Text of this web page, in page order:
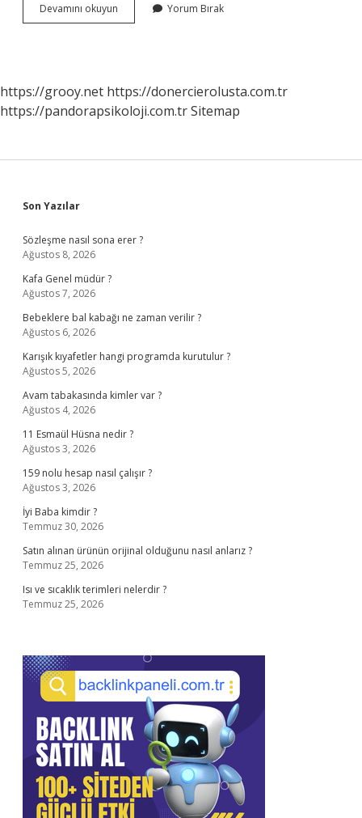
Devamını okuyun Keratinli
Saç
Yorum Bırak
https://grooy.net https://donercierolusta.com.tr
https://pandorapsikoloji.com.trSitemap
Sidebar
Son Yazılar
Sözleşme nasıl sona erer ?
Ağustos 8, 2026
Kafa Genel müdür ?
Ağustos 7, 2026
Bebeklere bal kabağı ne zaman verilir ?
Ağustos 6, 2026
Karışık kıyafetler hangi programda kurutulur ?
Ağustos 5, 2026
Avam tabakasında kimler var ?
Ağustos 4, 2026
11 Esmaül Hüsna nedir ?
Ağustos 3, 2026
159 nolu hesap nasıl çalışır ?
Ağustos 3, 2026
İyi Baba kimdir ?
Temmuz 30, 2026
Satın alınan ürünün orijinal olduğunu nasıl anlarız ?
Temmuz 25, 2026
Isı ve sıcaklık terimleri nelerdir ?
Temmuz 25, 2026